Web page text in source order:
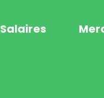
Salaires